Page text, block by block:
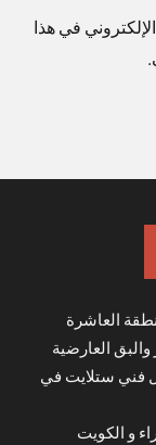
في هذا
العارضية
فني ستلايت في
و الكويت